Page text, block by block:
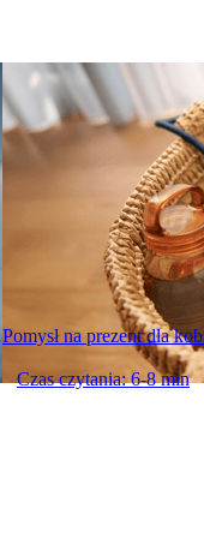
Pomysł na prezent dla
Czas czytania: 6-8 min